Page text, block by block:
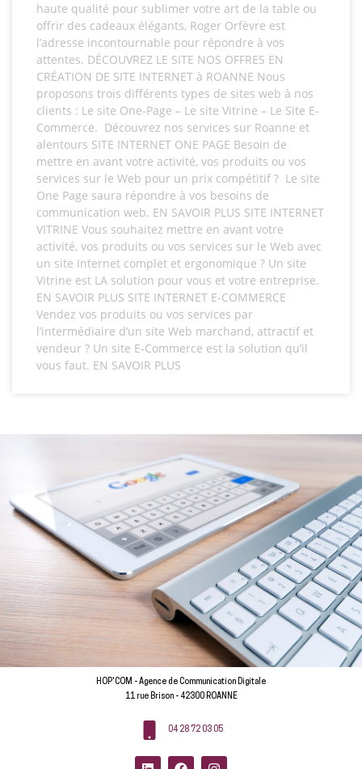
haute qualité pour sublimer votre art de la table ou
offrir des cadeaux élégants, Roger Orfèvre est
l’adresse incontournable pour répondre à vos
attentes. DÉCOUVREZ LE SITE NOS OFFRES EN
CRÉATION DE SITE INTERNET à ROANNE Nous
proposons trois différents types de sites web à nos
clients : Le site One-Page – Le site Vitrine – Le Site E-
Commerce. Découvrez nos services sur Roanne et
alentours SITE INTERNET ONE PAGE Besoin de
mettre en avant votre activité, vos produits ou vos
services sur le Web pour un prix compétitif ? Le site
One Page saura répondre à vos besoins de
communication web. EN SAVOIR PLUS SITE INTERNET
VITRINE Vous souhaitez mettre en avant votre
activité, vos produits ou vos services sur le Web avec
un site Internet complet et ergonomique ? Un site
Vitrine est LA solution pour vous et votre entreprise.
EN SAVOIR PLUS SITE INTERNET E-COMMERCE
Vendez vos produits ou vos services par
l’intermédiaire d’un site Web marchand, attractif et
vendeur ? Un site E-Commerce est la solution qu’il
vous faut. EN SAVOIR PLUS
HOP'COM - Agence de Communication Digitale
11 rue Brison - 42300 ROANNE
04 28 72 03 05